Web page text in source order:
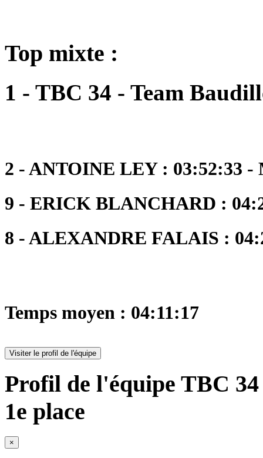
Top mixte :
1 - TBC 34 - Team
2 - ANTOINE LEY : 03:52:33 -
9 - ERICK BLANCHARD :
8 - ALEXANDRE FALAIS :
Temps moyen : 04:11:17
Visiter le profil de l'équipe
Profil de l'équipe TBC
1e place
×